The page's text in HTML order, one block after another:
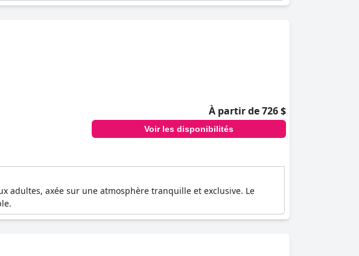
À partir de 726 $
Voir les disponibilités
adultes, axée sur une atmosphère tranquille et exclusive. Le